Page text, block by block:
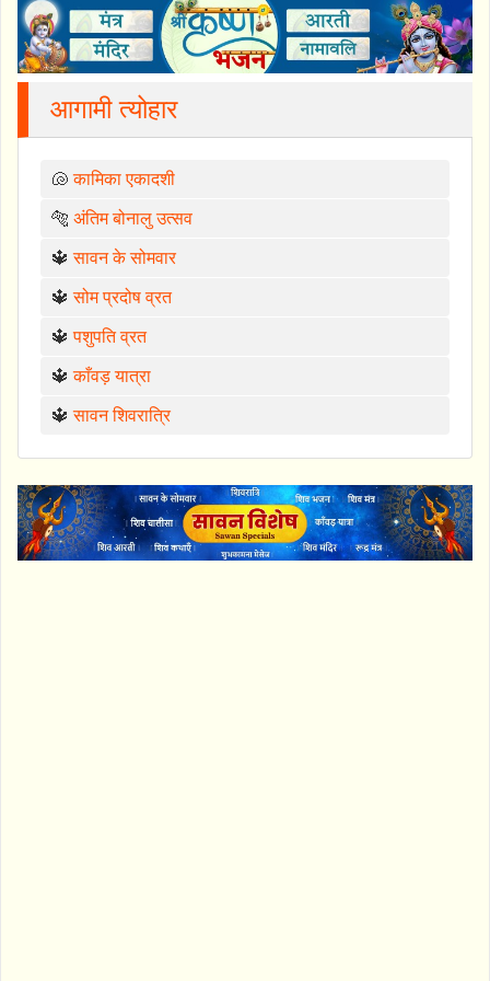
आगामी त्योहार
🐚कामिका एकादशी
🐅 अंतिम बोनालु उत्सव
🔱सावन के सोमवार
🔱सोम प्रदोष व्रत
🔱पशुपति व्रत
🔱काँवड़ यात्रा
🔱सावन शिवरात्रि